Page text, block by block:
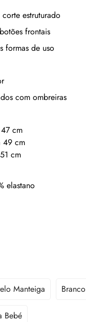
estruturado
frontais
formas de uso
com ombreiras
cm
49 cm
cm
elastano
Manteiga Branco
Bebé